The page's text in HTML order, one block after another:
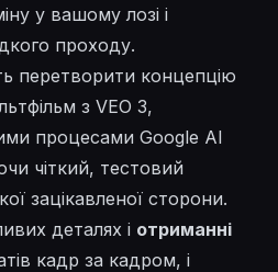
у вашому лозі і
проходу.
перетворити концепцію
з VEO 3,
процесами Google AI
чіткий, тестовий
зацікавленої сторони.
деталях і отриманні
кадр за кадром, і